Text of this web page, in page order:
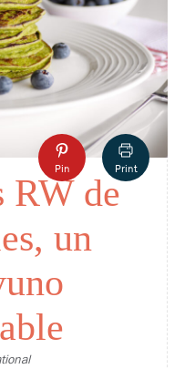
Pin Print
RW de
un